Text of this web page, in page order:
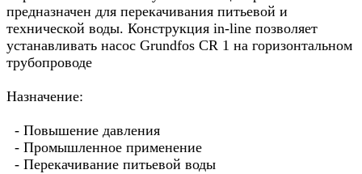
предназначен для перекачивания питьевой и
технической воды. Конструкция in-line позволяет
устанавливать насос Grundfos CR 1 на горизонтальном
трубопроводе
Назначение:
- Повышение давления
- Промышленное применение
- Перекачивание питьевой воды